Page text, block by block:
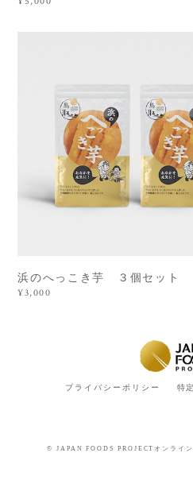
浜のへっこき芋 ３個セット
¥3,000
プライバシーポリシー 特
© JAPAN FOODS PROJECTオンラ